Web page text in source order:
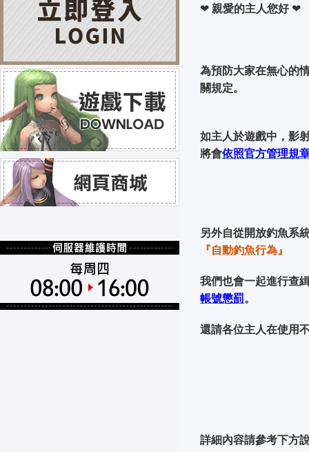
❤ 親愛的主人您好❤
為預防大家在無心的
關規定。
如主人於遊戲中，影
將會依照官方管理規
另外自從開放釣魚系
『自動釣魚行為』
我們也會一起進行查
帳號懲罰。
還請各位主人在使用
詳細內容請參考下方